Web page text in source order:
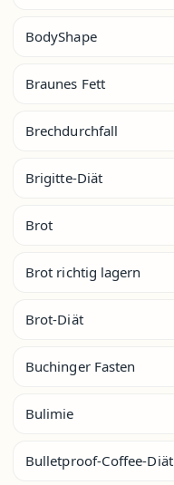
BodyShape
Braunes Fett
Brechdurchfall
Brigitte-Diät
Brot
Brot richtig lagern
Brot-Diät
Buchinger Fasten
Bulimie
Bulletproof-Coffee-Diät